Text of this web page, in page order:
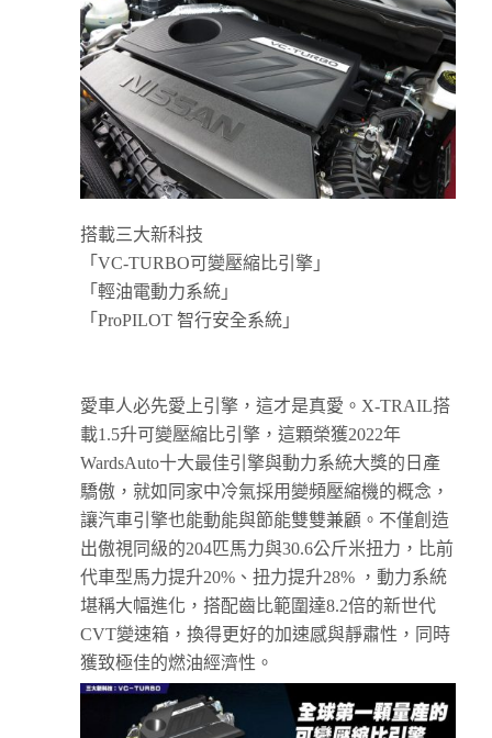
搭載三大新科技
「VC-TURBO可變壓縮比引擎」
「輕油電動力系統」
「ProPILOT 智行安全系統」
愛車人必先愛上引擎，這才是真愛。X-TRAIL搭
載1.5升可變壓縮比引擎，這顆榮獲2022年
WardsAuto十大最佳引擎與動力系統大獎的日產
驕傲，就如同家中冷氣採用變頻壓縮機的概念，
讓汽車引擎也能動能與節能雙雙兼顧。不僅創造
出傲視同級的204匹馬力與30.6公斤米扭力，比前
代車型馬力提升20%、扭力提升28% ，動力系統
堪稱大幅進化，搭配齒比範圍達8.2倍的新世代
CVT變速箱，換得更好的加速感與靜肅性，同時
獲致極佳的燃油經濟性。